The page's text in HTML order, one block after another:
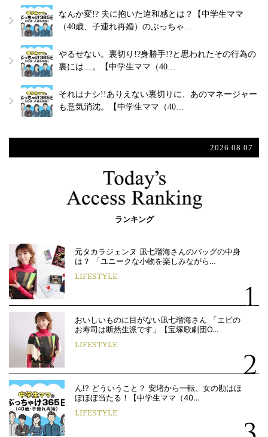
なんか変!? 夫に抱いた違和感とは？【中学生ママ
（40歳、子連れ再婚）のぶっちゃ…
やるせない。裏切り!?身勝手!?と思われたその行為の
裏には…。【中学生ママ（40…
それはナシ!!ありえない裏切りに、あのマネージャー
も意気消沈。【中学生ママ（40…
2026.08.07
ランキング
元タカラジェンヌ 凪七瑠海さんのバッグの中身
は？ 「ユニークな小物を楽しみながら…
LIFESTYLE
おいしいものに目がない凪七瑠海さん 「エビの
お寿司は断然生派です」【宝塚歌劇団O…
LIFESTYLE
ん!? どういうこと？ 安堵から一転、女の勘はほ
ぼほぼ当たる！【中学生ママ（40…
LIFESTYLE